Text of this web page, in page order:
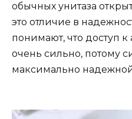
обычных унитаза
это отличие в
понимают, что доступ
очень сильно, потому
максимально